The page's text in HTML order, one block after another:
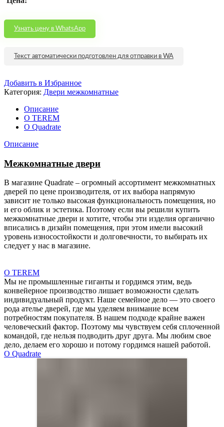
Узнать цену в WhatsApp
Текст автоматически подготовлен для отправки в WA
Добавить в Избранное
Категория: Двери межкомнатные
Описание
О TEREM
О Quadrate
Описание
Межкомнатные двери
В магазине Quadrate – огромный ассортимент межкомнатных
дверей по цене производителя, от их выбора напрямую
зависит не только высокая функциональность помещения, но
и его облик и эстетика. Поэтому если вы решили купить
межкомнатные двери и хотите, чтобы эти изделия органично
вписались в дизайн помещения, при этом имели высокий
уровень износостойкости и долговечности, то выбирать их
следует у нас в магазине.
О TEREM
Мы не промышленные гиганты и гордимся этим, ведь
конвейерное производство лишает возможности сделать
индивидуальный продукт. Наше семейное дело — это своего
рода ателье дверей, где мы уделяем внимание всем
потребностям покупателя. В нашем подходе крайне важен
человеческий фактор. Поэтому мы чувствуем себя сплоченной
командой, где нельзя подводить друг друга. Мы любим свое
дело, делаем его хорошо и потому гордимся нашей работой.
О Quadrate